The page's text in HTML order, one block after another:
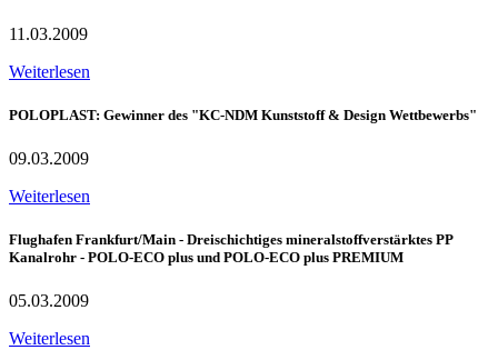
11.03.2009
Weiterlesen
POLOPLAST: Gewinner des "KC-NDM Kunststoff & Design Wettbewerbs"
09.03.2009
Weiterlesen
Flughafen Frankfurt/Main - Dreischichtiges mineralstoffverstärktes PP
Kanalrohr - POLO-ECO plus und POLO-ECO plus PREMIUM
05.03.2009
Weiterlesen